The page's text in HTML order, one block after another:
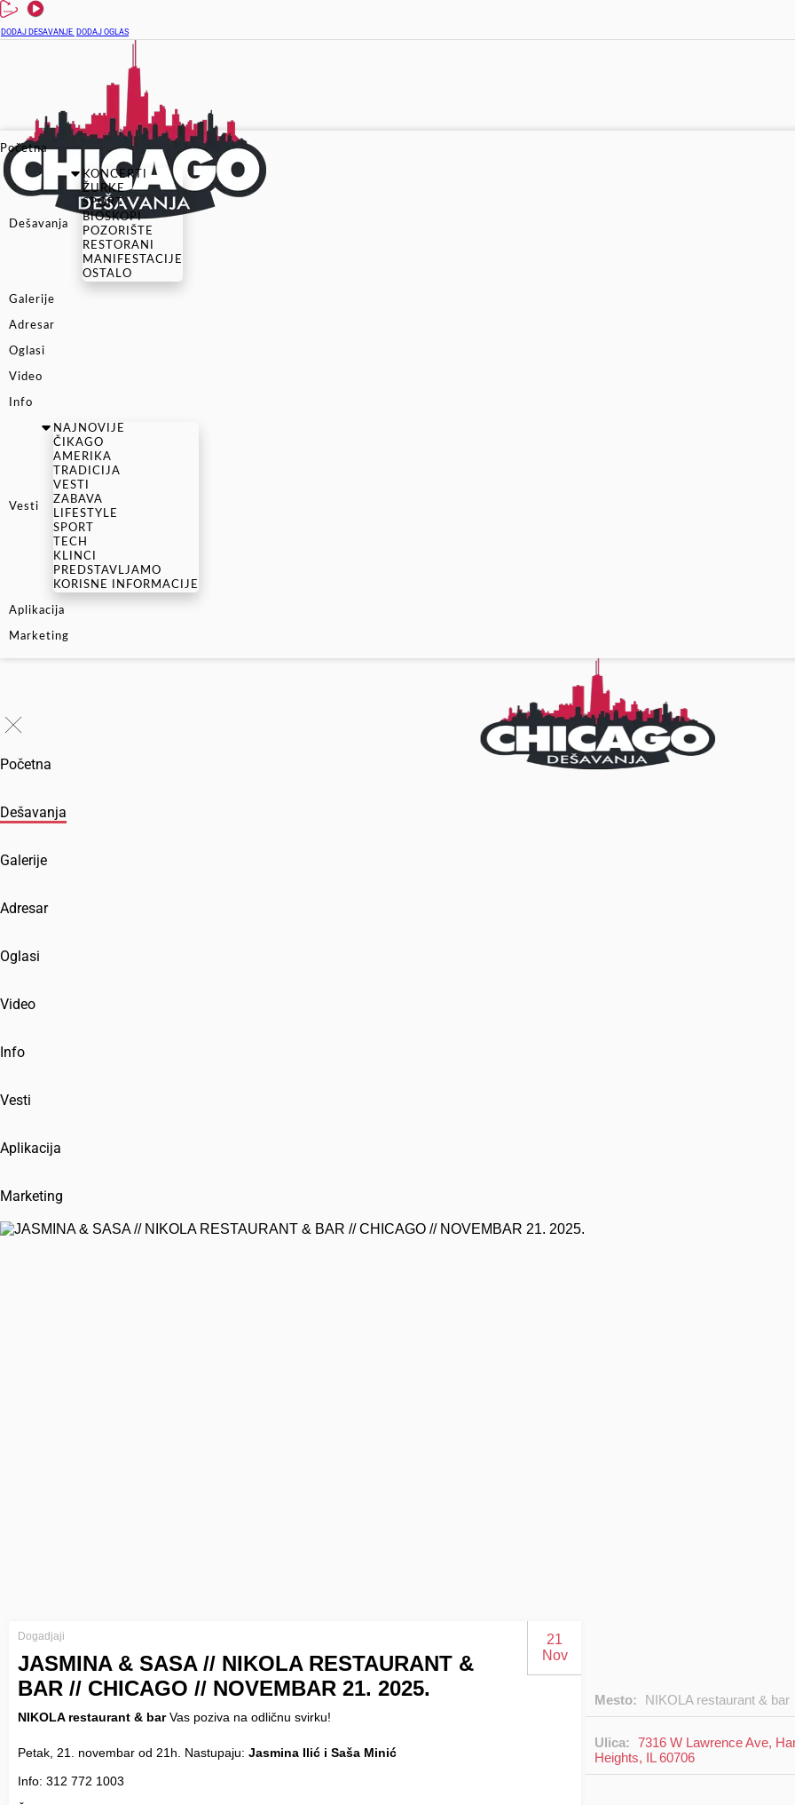
DODAJ DESAVANJE DODAJ OGLAS
Početna
Dešavanja
KONCERTI
ŽURKE
SPORT
BIOSKOPI
POZORIŠTE
RESTORANI
MANIFESTACIJE
OSTALO
Galerije
Adresar
Oglasi
Video
Info
Vesti
NAJNOVIJE
ČIKAGO
AMERIKA
TRADICIJA
VESTI
ZABAVA
LIFESTYLE
SPORT
TECH
KLINCI
PREDSTAVLJAMO
KORISNE INFORMACIJE
Aplikacija
Marketing
Početna
Dešavanja
Galerije
Adresar
Oglasi
Video
Info
Vesti
Aplikacija
Marketing
Dogadjaji
JASMINA & SASA // NIKOLA RESTAURANT &
BAR // CHICAGO // NOVEMBAR 21. 2025.
NIKOLA restaurant & barVas poziva na odličnu svirku!
Petak, 21. novembar od 21h. Nastupaju: Jasmina Ilić i Saša Minić
Info: 312 772 1003
21
Nov
Mesto: NIKOLA restaurant & bar
Ulica: 7316 W Lawrence Ave,
Heights, IL 60706